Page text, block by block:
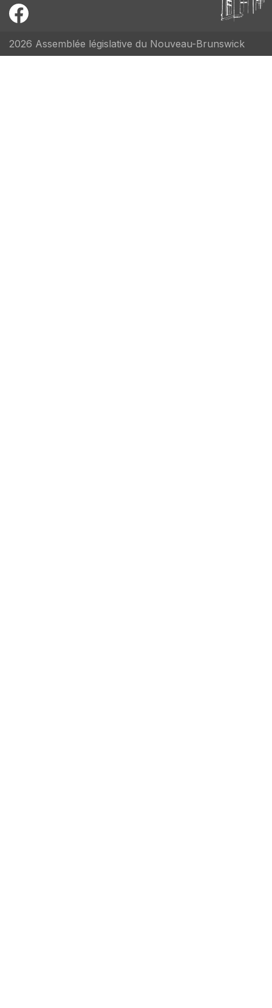
2026 Assemblée législative du Nouveau-Brunswick